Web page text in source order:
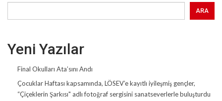
ARA
Yeni Yazılar
Final Okulları Ata’sını Andı
Çocuklar Haftası kapsamında, LÖSEV’e kayıtlı iyileşmiş gençler,
“Çiçeklerin Şarkısı" adlı fotoğraf sergisini sanatseverlerle buluşturdu